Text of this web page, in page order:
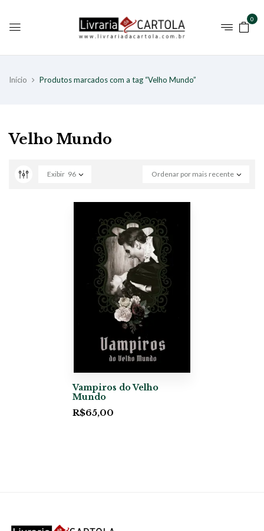
0
Início Produtos marcados com a tag “Velho Mundo”
Velho Mundo
Ordenar por mais recente
Exibir 96
Vampiros do Velho
Mundo
R$65,00